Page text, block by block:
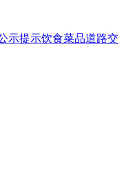
示提示饮食菜品道路交